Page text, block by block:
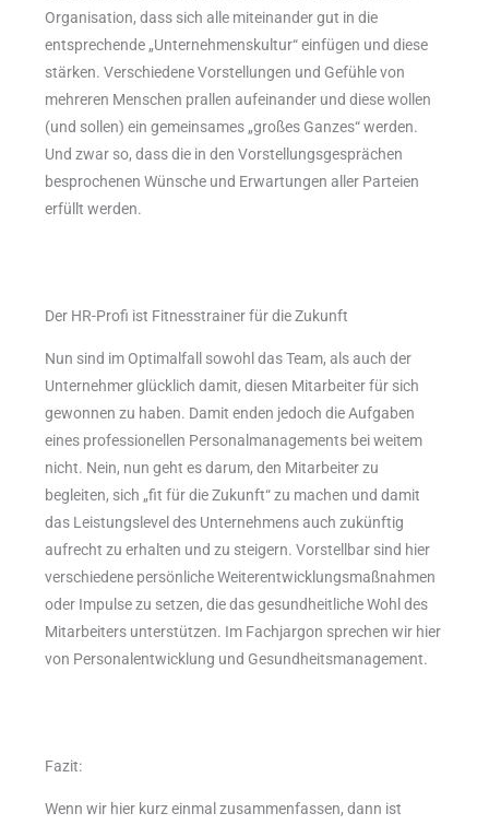
Organisation, dass sich alle miteinander gut in die
entsprechende „Unternehmenskultur“ einfügen und diese
stärken. Verschiedene Vorstellungen und Gefühle von
mehreren Menschen prallen aufeinander und diese wollen
(und sollen) ein gemeinsames „großes Ganzes“ werden.
Und zwar so, dass die in den Vorstellungsgesprächen
besprochenen Wünsche und Erwartungen aller Parteien
erfüllt werden.
Der HR-Profi ist Fitnesstrainer für die Zukunft
Nun sind im Optimalfall sowohl das Team, als auch der
Unternehmer glücklich damit, diesen Mitarbeiter für sich
gewonnen zu haben. Damit enden jedoch die Aufgaben
eines professionellen Personalmanagements bei weitem
nicht. Nein, nun geht es darum, den Mitarbeiter zu
begleiten, sich „fit für die Zukunft“ zu machen und damit
das Leistungslevel des Unternehmens auch zukünftig
aufrecht zu erhalten und zu steigern. Vorstellbar sind hier
verschiedene persönliche Weiterentwicklungsmaßnahmen
oder Impulse zu setzen, die das gesundheitliche Wohl des
Mitarbeiters unterstützen. Im Fachjargon sprechen wir hier
von Personalentwicklung und Gesundheitsmanagement.
Fazit:
Wenn wir hier kurz einmal zusammenfassen, dann ist